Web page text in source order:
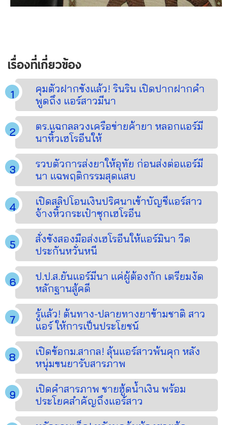
เรื่องที่เกี่ยวข้อง
คุมตัวฝากขังแล้ว! รินริน เปิดปากฝากคำ
พูดถึง แอร์สาวมีนา
ตร.แฉกลลวงเครือข่ายค้ายา หลอกแอร์มี
นาหิ้วเฮโรอีนให้
รวบตัวการส่งยาให้อุทัย ก่อนส่งต่อแอร์มี
นา แฉพฤติกรรมสุดแสบ
เปิดสลิปโอนเงินปริศนาเข้าบัญชีแอร์สาว
จ้างหิ้วกระเป๋าซุกเฮโรอีน
สั่งขังสองมือส่งเฮโรอีนให้แอร์มินา วืด
ประกันหวั่นหนี
ป.ป.ส.ยันแอร์มีนา แค่ผู้ต้องกัก เตรียมงัด
หลักฐานสู้คดี
รู้แล้ว! ต้นทาง-ปลายทางยาข้ามชาติ สาว
แอร์ ให้การเป็นประโยชน์
เปิดข้อกม.สากล! ลุ้นแอร์สาวพ้นคุก หลัง
หนุ่มขนยารับสารภาพ
เปิดคำสารภาพ ชายฮู้ดน้ำเงิน พร้อม
ประโยคสำคัญถึงแอร์สาว